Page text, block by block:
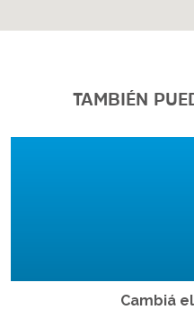
TAMBIÉN
Cambiá